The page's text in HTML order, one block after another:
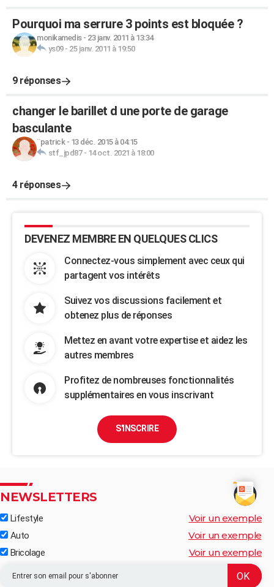
Pourquoi ma serrure 3 points est bloquée ?
monikamedis- 23 janv. 2011 à 13:34
ys09- 25 janv. 2011 à 19:50
9 réponses
changer le barillet d une porte de garage
basculante
¨patrick- 13 déc. 2015 à 04:15
stf_jpd87- 14 oct. 2021 à 18:00
4 réponses
DEVENEZ MEMBRE EN QUELQUES CLICS
Connectez-vous simplement avec ceux qui
partagent vos intérêts
Suivez vos discussions facilement et
obtenez plus de réponses
Mettez en avant votre expertise et aidez les
autres membres
Profitez de nombreuses fonctionnalités
supplémentaires en vous inscrivant
S'INSCRIRE
NEWSLETTERS
Lifestyle Voir un exemple
Auto Voir un exemple
Bricolage Voir un exemple